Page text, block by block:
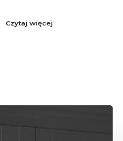
Czytaj więcej